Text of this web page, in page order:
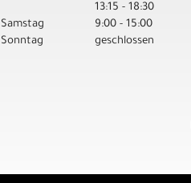
13:15 - 18:30
Samstag
9:00 - 15:00
Sonntag
geschlossen